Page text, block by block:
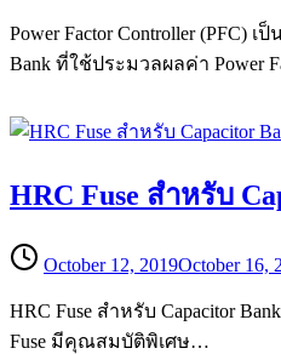
Power Factor Controller (PFC)
Bank ที่ใช้ประมวลผลค่า Power
HRC Fuse สำหรับ
October 12, 2019October 16,
HRC Fuse สำหรับ Capacitor
Fuse มีคุณสมบัติพิเศษ…